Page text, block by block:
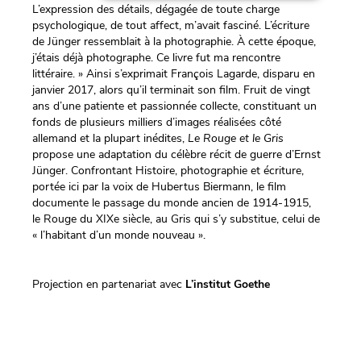
L’expression des détails, dégagée de toute charge
psychologique, de tout affect, m’avait fasciné. L’écriture
de Jünger ressemblait à la photographie. À cette époque,
j’étais déjà photographe. Ce livre fut ma rencontre
littéraire. » Ainsi s’exprimait François Lagarde, disparu en
janvier 2017, alors qu’il terminait son film. Fruit de vingt
ans d’une patiente et passionnée collecte, constituant un
fonds de plusieurs milliers d’images réalisées côté
allemand et la plupart inédites, Le Rouge et le Gris
propose une adaptation du célèbre récit de guerre d’Ernst
Jünger. Confrontant Histoire, photographie et écriture,
portée ici par la voix de Hubertus Biermann, le film
documente le passage du monde ancien de 1914-1915,
le Rouge du XIXe siècle, au Gris qui s’y substitue, celui de
« l’habitant d’un monde nouveau ».
Projection en partenariat avec L’institut Goethe